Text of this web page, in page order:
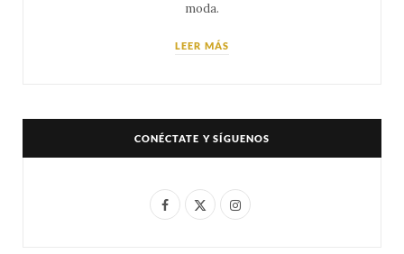
moda.
LEER MÁS
CONÉCTATE Y SÍGUENOS
F
X
I